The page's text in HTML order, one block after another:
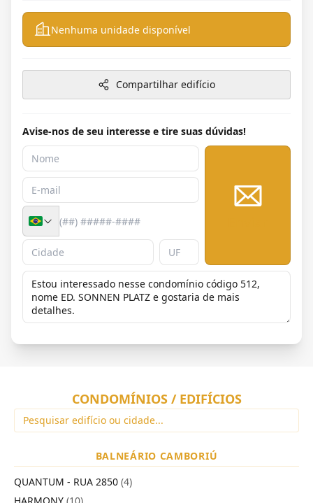
Nenhuma unidade disponível
Compartilhar edifício
Avise-nos de seu interesse e tire suas dúvidas!
CONDOMÍNIOS / EDIFÍCIOS
BALNEÁRIO CAMBORIÚ
QUANTUM - RUA 2850 (4)